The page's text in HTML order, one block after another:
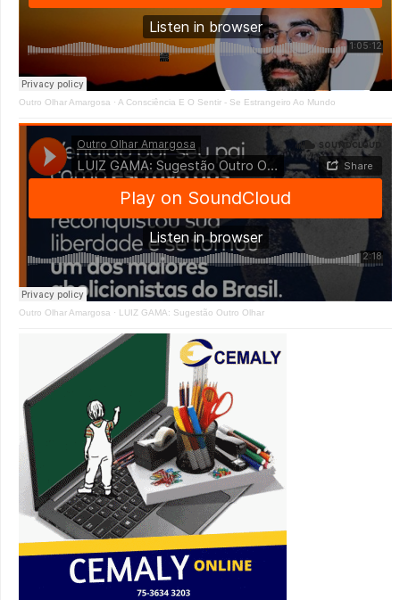
Outro Olhar Amargosa · A Consciência E O Sentir - Se Estrangeiro Ao Mundo
Outro Olhar Amargosa · LUIZ GAMA: Sugestão Outro Olhar